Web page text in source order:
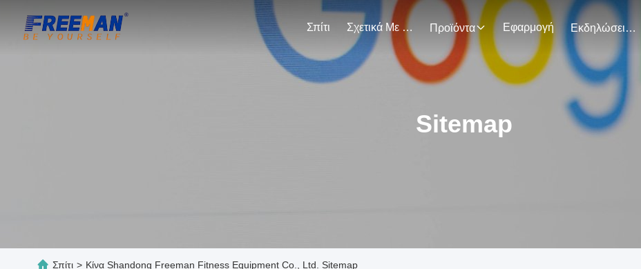
Σπίτι Σχετικά Με Εμάς Προϊόντα Εφαρμογή Εκδηλώσεις
Sitemap
Σπίτι > Κίνα Shandong Freeman Fitness Equipment Co., Ltd. Sitemap